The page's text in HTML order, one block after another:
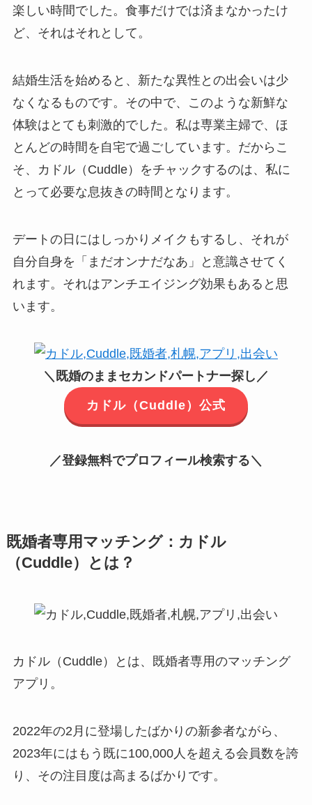
楽しい時間でした。食事だけでは済まなかったけ
ど、それはそれとして。
結婚生活を始めると、新たな異性との出会いは少
なくなるものです。その中で、このような新鮮な
体験はとても刺激的でした。私は専業主婦で、ほ
とんどの時間を自宅で過ごしています。だからこ
そ、カドル（Cuddle）をチャックするのは、私に
とって必要な息抜きの時間となります。
デートの日にはしっかりメイクもするし、それが
自分自身を「まだオンナだなあ」と意識させてく
れます。それはアンチエイジング効果もあると思
います。
＼既婚のままセカンドパートナー探し／
カドル（Cuddle）公式
／登録無料でプロフィール検索する＼
既婚者専用マッチング：カドル
（Cuddle）とは？
カドル（Cuddle）とは、既婚者専用のマッチング
アプリ。
2022年の2月に登場したばかりの新参者ながら、
2023年にはもう既に100,000人を超える会員数を誇
り、その注目度は高まるばかりです。